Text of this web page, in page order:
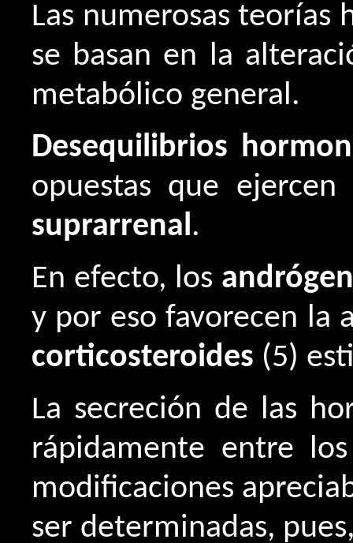
Las numerosas teorías
se basan en la
metabólico general.
Desequilibrios
opuestas que
suprarrenal.
En efecto, los
y por eso favorecen la
corticosteroides (5)
La secreción de las
rápidamente entre
modificaciones
ser determinadas,